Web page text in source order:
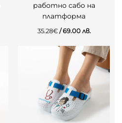
работно сабо на
платформа
35.28€/ 69.00 лв.